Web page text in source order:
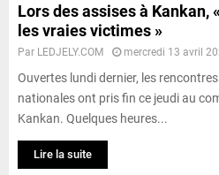
Lors des assises à Kankan,
les vraies victimes »
Par LEDJELY.COM mercredi 13 avril
Ouvertes lundi dernier, les
nationales ont pris fin ce jeudi au
Kankan. Quelques heures...
Lire la suite